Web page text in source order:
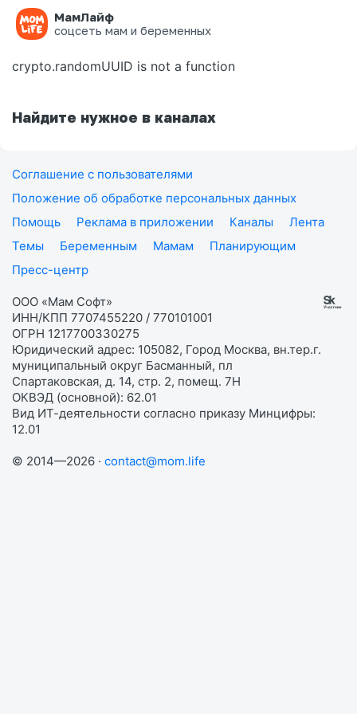
МамЛайф
соцсеть мам и беременных
Ошибка на странице
crypto.randomUUID is not a function
Найдите нужное в каналах
Соглашение с пользователями
Положение об обработке персональных данных
Помощь
Реклама в приложении Каналы
Лента
Темы
Беременным Мамам
Планирующим
Пресс-центр
ООО «Мам Софт»
ИНН/КПП 7707455220 / 770101001
ОГРН 1217700330275
Юридический адрес: 105082, Город Москва, вн.тер.г.
муниципальный округ Басманный, пл
Спартаковская, д. 14, стр. 2, помещ. 7Н
ОКВЭД (основной): 62.01
Вид ИТ-деятельности согласно приказу Минцифры:
12.01
© 2014—2026 · contact@mom.life